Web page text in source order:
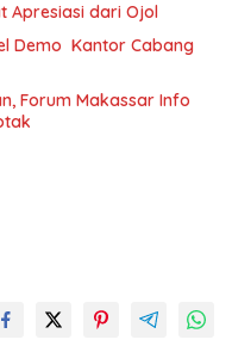
Apresiasi dari Ojol
Demo Kantor Cabang
Forum Makassar Info